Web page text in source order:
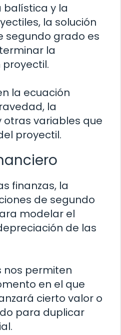
balística y la
la solución
segundo grado es
la
la ecuación
la
otras variables que
proyectil.
finanzas, la
de segundo
modelar el
de las
nos permiten
en el que
cierto valor o
para duplicar